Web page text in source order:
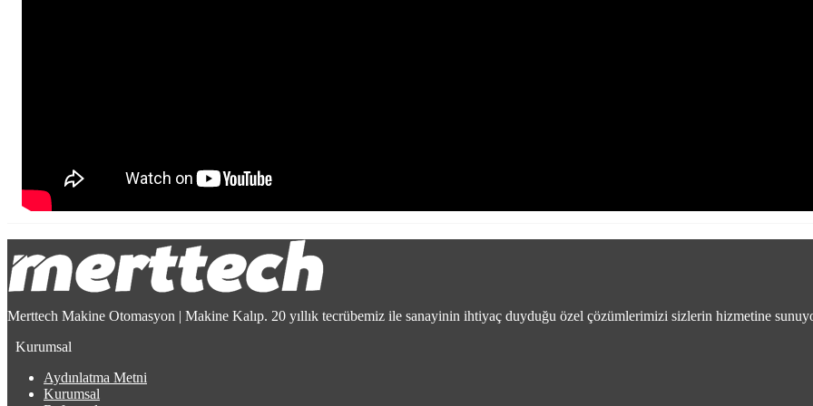
Merttech Makine Otomasyon | Makine Kalıp. 20 yıllık tecrübemiz ile sanayinin ihtiyaç duyduğu özel çözümlerimizi sizlerin hizmetine
Kurumsal
Aydınlatma Metni
Kurumsal